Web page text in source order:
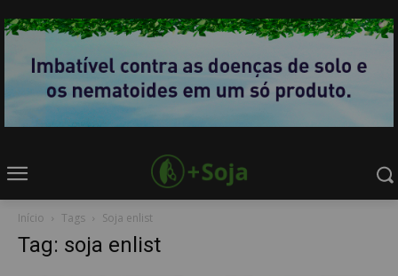
Início Tags Soja enlist
Tag: soja enlist